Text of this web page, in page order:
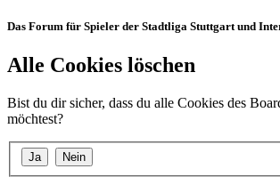
Das Forum für Spieler der Stadtliga Stuttgart und
Alle Cookies löschen
Bist du dir sicher, dass du alle Cookies des
möchtest?